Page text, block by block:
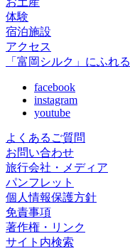
体験
宿泊施設
アクセス
「富岡シルク」にふれる
facebook
instagram
youtube
よくあるご質問
お問い合わせ
旅行会社・メディア
パンフレット
個人情報保護方針
免責事項
著作権・リンク
サイト内検索